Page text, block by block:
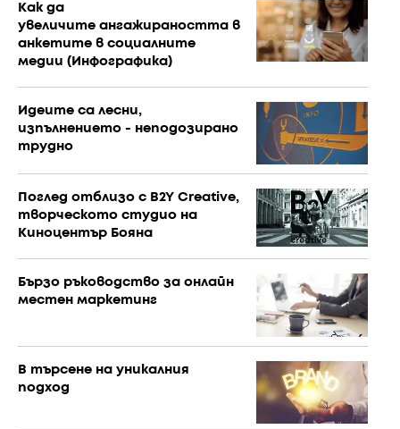
Как да
увеличите ангажираността в
анкетите в социалните
медии (Инфографика)
Идеите са лесни,
изпълнението - неподозирано
трудно
Поглед отблизо с B2Y Creative,
творческото студио на
Киноцентър Бояна
Бързо ръководство за онлайн
местен маркетинг
В търсене на уникалния
подход